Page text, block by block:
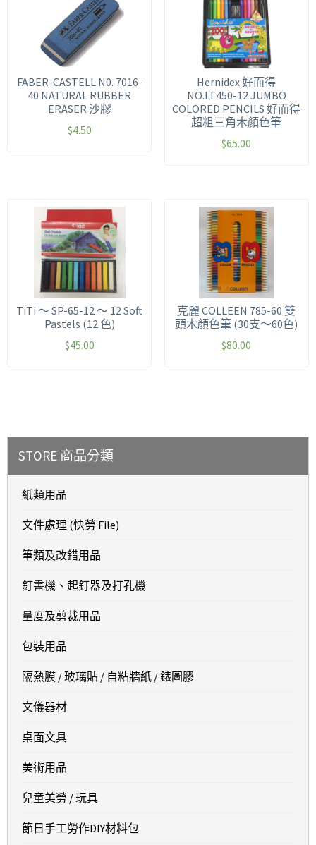
FABER-CASTELL N0. 7016-
40 NATURAL RUBBER
ERASER 沙膠
$4.50
Hernidex 好而得
NO.LT450-12 JUMBO
COLORED PENCILS 好而得
超粗三角木顏色筆
$65.00
TiTi ～ SP-65-12 ～ 12 Soft
Pastels (12 色)
$45.00
克麗 COLLEEN 785-60 雙
頭木顏色筆 (30支～60色)
$80.00
STORE 商品分類
紙類用品
文件處理 (快勞 File)
筆類及改錯用品
釘書機、起釘器及打孔機
量度及剪裁用品
包裝用品
隔熱膜 / 玻璃貼 / 自粘牆紙 / 錶圖膠
文儀器材
桌面文具
美術用品
兒童美勞 / 玩具
節日手工勞作DIY材料包